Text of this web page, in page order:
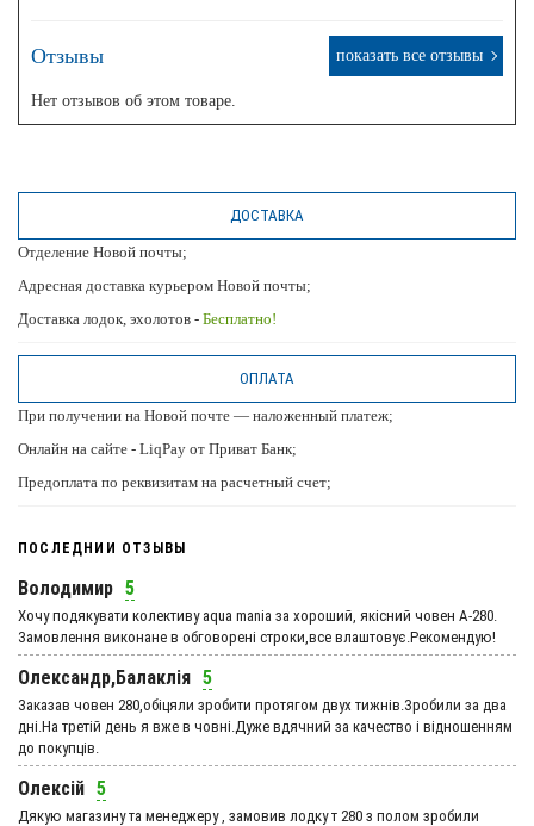
Отзывы показать все отзывы
Нет отзывов об этом товаре.
ДОСТАВКА
Отделение Новой почты;
Адресная доставка курьером Новой почты;
Доставка лодок, эхолотов - Бесплатно!
ОПЛАТА
При получении на Новой почте — наложенный платеж;
Онлайн на сайте - LiqPay от Приват Банк;
Предоплата по реквизитам на расчетный счет;
ПОСЛЕДНИИ ОТЗЫВЫ
Володимир 5
Хочу подякувати колективу aqua mania за хороший, якісний човен А-280.
Замовлення виконане в обговорені строки,все влаштовує.Рекомендую!
Олександр,Балаклія 5
Заказав човен 280,обіцяли зробити протягом двух тижнів.Зробили за два
дні.На третій день я вже в човні.Дуже вдячний за качество і відношенням
до покупців.
Олексій 5
Дякую магазину та менеджеру , замовив лодку т 280 з полом зробили